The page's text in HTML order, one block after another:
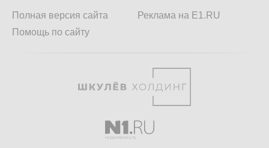
Полная версия сайта
Помощь по сайту
Реклама на E1.RU